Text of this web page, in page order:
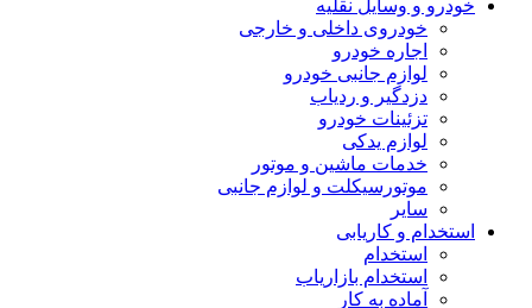
خودرو و وسایل نقلیه
خودروی داخلی و خارجی
اجاره خودرو
لوازم جانبی خودرو
دزدگیر و ردیاب
تزئینات خودرو
لوازم یدکی
خدمات ماشین و موتور
موتورسیکلت و لوازم جانبی
سایر
استخدام و کاریابی
استخدام
استخدام بازاریاب
آماده به کار